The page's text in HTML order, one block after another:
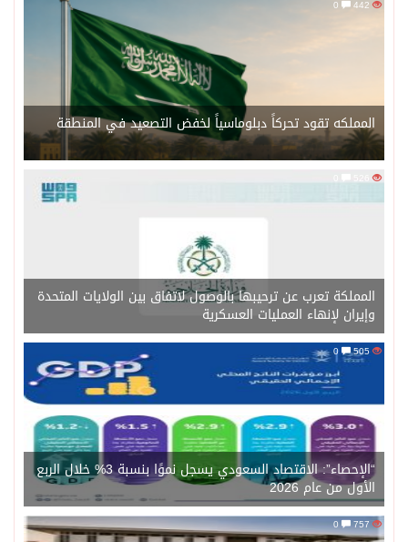
المملكه تقود تحركاً دبلوماسياً لخفض التصعيد في المنطقة
526
المملكة تعرب عن ترحيبها بالوصول لاتفاق بين الولايات المتحدة
وإيران لإنهاء العمليات العسكرية
505
“الإحصاء”: الاقتصاد السعودي يسجل نموًا بنسبة 3% خلال الربع
الأول من عام 2026
757
0